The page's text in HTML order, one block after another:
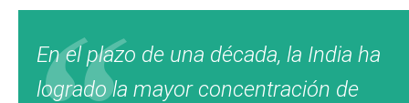
En el plazo de una década, la India ha
logrado la mayor concentración de